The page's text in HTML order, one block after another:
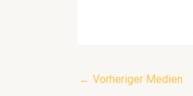
← Vorheriger Medien